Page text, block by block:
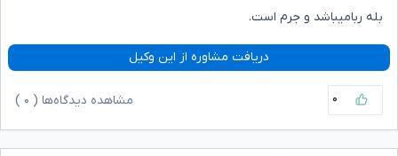
بله ربامیباشد و جرم است.
دریافت مشاوره از این وکیل
۰ مشاهده دیدگاه‌ها ( ۰